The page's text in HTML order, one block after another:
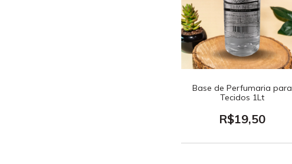
Base de Perfumaria para
Tecidos 1Lt
R$19,50